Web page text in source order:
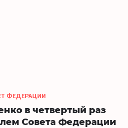
ФЕДЕРАЦИИ
в четвертый раз
Совета Федерации